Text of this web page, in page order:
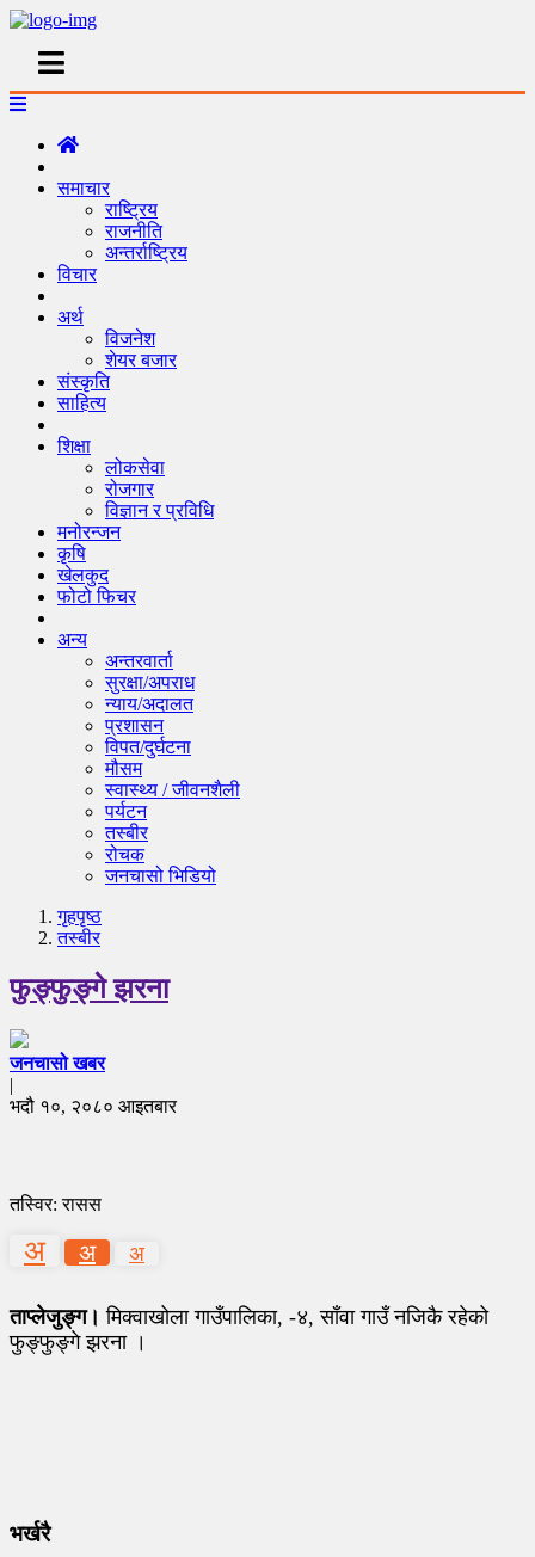
समाचार
राष्ट्रिय
राजनीति
अन्तर्राष्ट्रिय
विचार
अर्थ
विजनेश
शेयर बजार
संस्कृति
साहित्य
शिक्षा
लोकसेवा
रोजगार
विज्ञान र प्रविधि
मनोरन्जन
कृषि
खेलकुद
फोटो फिचर
अन्य
अन्तरवार्ता
सुरक्षा/अपराध
न्याय/अदालत
प्रशासन
विपत/दुर्घटना
मौसम
स्वास्थ्य / जीवनशैली
पर्यटन
तस्बीर
रोचक
जनचासो भिडियो
गृहपृष्‍ठ
तस्बीर
फुङ्फुङ्गे झरना
जनचासो खबर
|
भदौ १०, २०८० आइतबार
तस्विर: रासस
अ अ अ
ताप्लेजुङ्ग। मिक्वाखोला गाउँपालिका, -४, साँवा गाउँ नजिकै रहेको
फुङ्फुङ्गे झरना ।
भर्खरै